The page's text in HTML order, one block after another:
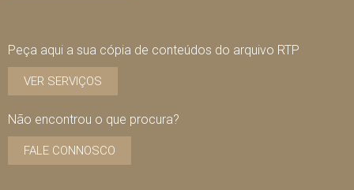
Peça aqui a sua cópia de conteúdos do arquivo RTP
VER SERVIÇOS
Não encontrou o que procura?
FALE CONNOSCO